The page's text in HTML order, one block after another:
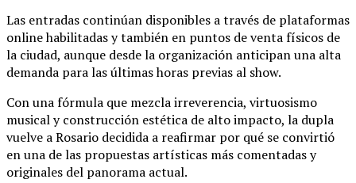
Las entradas continúan disponibles a través de plataformas
online habilitadas y también en puntos de venta físicos de
la ciudad, aunque desde la organización anticipan una alta
demanda para las últimas horas previas al show.
Con una fórmula que mezcla irreverencia, virtuosismo
musical y construcción estética de alto impacto, la dupla
vuelve a Rosario decidida a reafirmar por qué se convirtió
en una de las propuestas artísticas más comentadas y
originales del panorama actual.